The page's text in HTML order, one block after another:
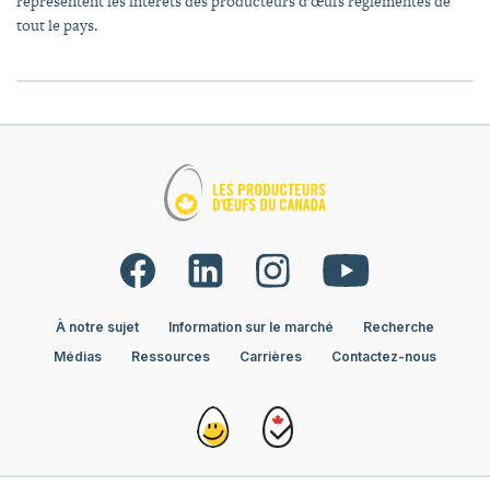
tout le pays.
À notre sujet Information sur le marché
Recherche
Médias
Ressources Carrières Contactez-nous